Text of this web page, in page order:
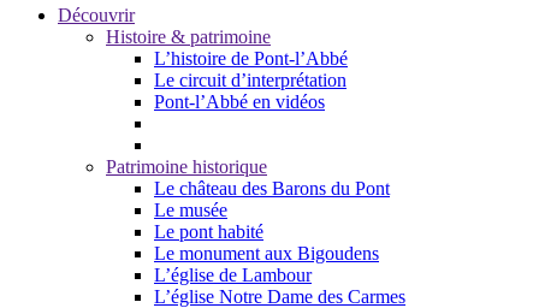
Découvrir
Histoire & patrimoine
L’histoire de Pont-l’Abbé
Le circuit d’interprétation
Pont-l’Abbé en vidéos
Patrimoine historique
Le château des Barons du Pont
Le musée
Le pont habité
Le monument aux Bigoudens
L’église de Lambour
L’église Notre Dame des Carmes